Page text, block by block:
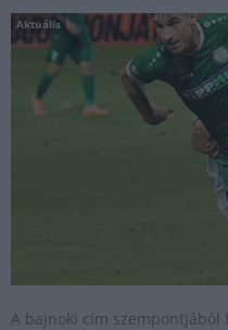
Aktuális
A bajnoki cím szempontjából